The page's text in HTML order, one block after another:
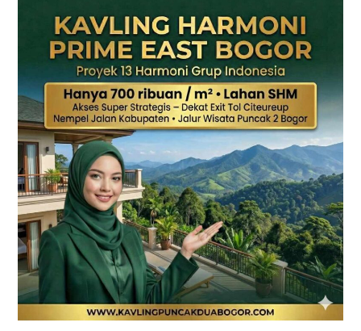
HARMONI
BOGOR
|
SHM
Pecah
Sertifikat
|
Dekat
Tol
Citeureup
–
Puncak
2